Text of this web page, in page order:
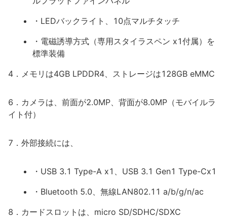
・LEDバックライト、10点マルチタッチ
・電磁誘導方式（専用スタイラスペン x1付属）を
標準装備
4．メモリは4GB LPDDR4、ストレージは128GB eMMC
6．カメラは、前面が2.0MP、背面が8.0MP（モバイルラ
イト付）
7．外部接続には、
・USB 3.1 Type-A x1、USB 3.1 Gen1 Type-Cx1
・Bluetooth 5.0、無線LAN802.11 a/b/g/n/ac
8．カードスロットは、micro SD/SDHC/SDXC